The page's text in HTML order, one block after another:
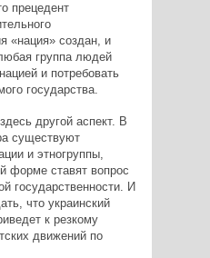
прецедент
«нация» создан, и
группа людей
и потребовать
государства.
другой аспект. В
существуют
и этногруппы,
форме ставят вопрос
государственности. И
что украинский
к резкому
движений по